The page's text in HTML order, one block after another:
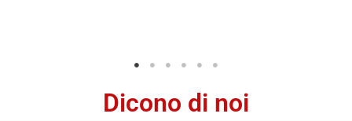
Dicono di noi